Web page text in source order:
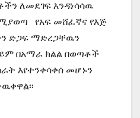
ለመደገፍ እንዳነሳሳዉ
የአፍ መሸፈኛና የእጅ
ድጋፍ ማድረጋቸዉን
በአማራ ክልል በወጣቶች
እየተንቀሳቀሰ መሆኑን